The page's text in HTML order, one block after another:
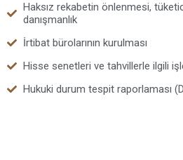
Haksız rekabetin önlenmesi,
danışmanlık
İrtibat bürolarının kurulması
Hisse senetleri ve tahvillerle ilgili
Hukuki durum tespit raporlaması